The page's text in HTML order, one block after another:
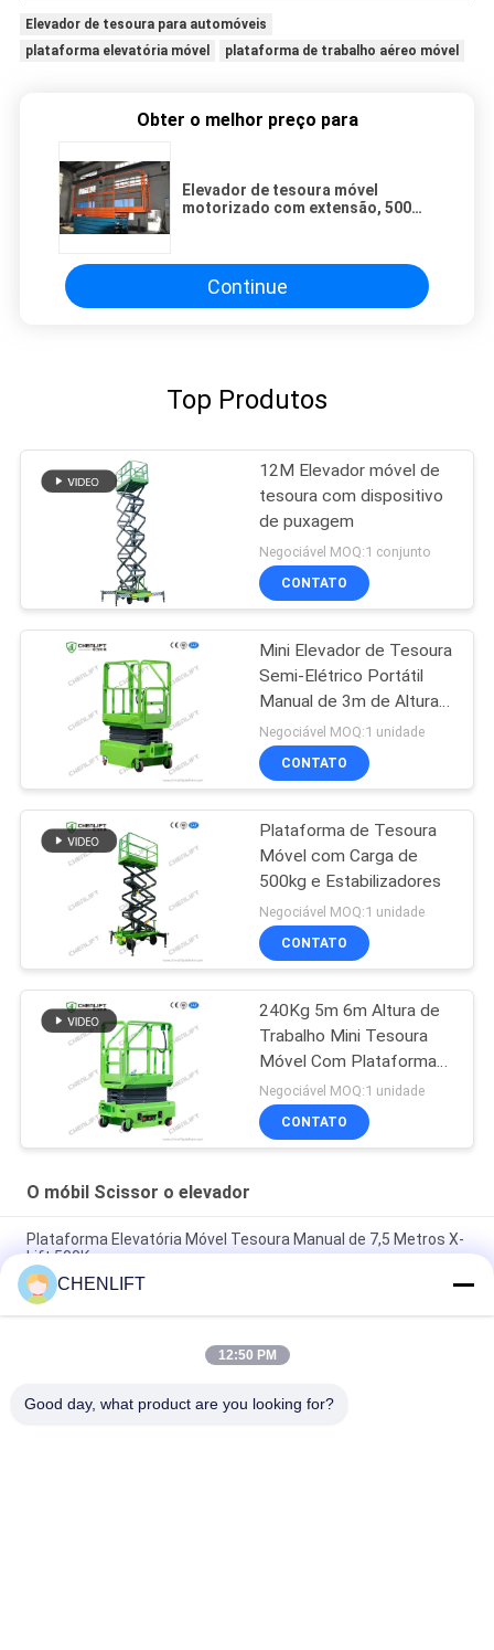
Elevador de tesoura para automóveis
plataforma elevatória móvel
plataforma de trabalho aéreo móvel
Obter o melhor preço para
Elevador de tesoura móvel
motorizado com extensão, 500
Continue
Top Produtos
12M Elevador móvel de
tesoura com dispositivo
de puxagem
Negociável MOQ:1 conjunto
CONTATO
Mini Elevador de Tesoura
Semi-Elétrico Portátil
Manual de 3m de Altura
para Armazém
Negociável MOQ:1 unidade
CONTATO
Plataforma de Tesoura
Móvel com Carga de
500kg e Estabilizadores
Negociável MOQ:1 unidade
CONTATO
240Kg 5m 6m Altura de
Trabalho Mini Tesoura
Móvel Com Plataforma
de Extensão
Negociável MOQ:1 unidade
CONTATO
O móbil Scissor o elevador
Plataforma Elevatória Móvel Tesoura Manual de 7,5 Metros X-
Lift 500Kg
Plataforma Tesoura Elétrica Pequena 14M Com Dispositivo
Motorizado Capacidade de Carga de 450Kg
Mini Manual empurrando 3,9 metros plataforma de trabalho
CHENLIFT
12:50 PM
Good day, what product are you looking for?